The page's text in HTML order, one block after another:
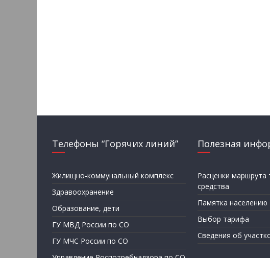
Телефоны “Горячих линий”
Жилищно-коммунальный комплекс
Здравоохранение
Образование, дети
ГУ МВД России по СО
ГУ МЧС России по СО
Полезная
Расценки маршрута
средства
Памятка населению
Выбор тарифа
Сведения об